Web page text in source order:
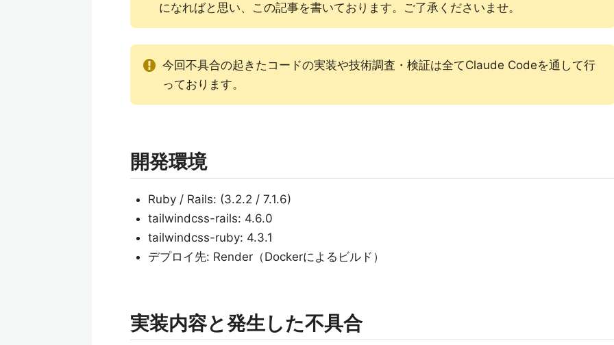
になればと思い、この記事を書いております。ご了承くださいませ。
今回不具合の起きたコードの実装や技術調査・検証は全てClaude Codeを通して行
っております。
開発環境
Ruby / Rails: (3.2.2 / 7.1.6)
tailwindcss-rails: 4.6.0
tailwindcss-ruby: 4.3.1
デプロイ先: Render（Dockerによるビルド）
実装内容と発生した不具合